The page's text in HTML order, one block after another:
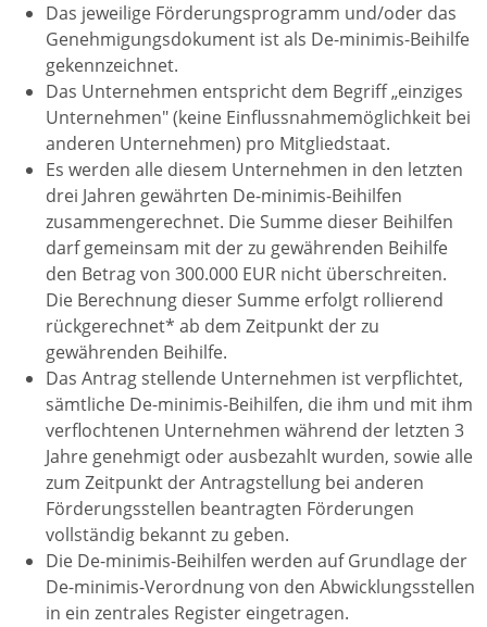
Das jeweilige Förderungsprogramm und/oder das
Genehmigungsdokument ist als De-minimis-Beihilfe
gekennzeichnet.
Das Unternehmen entspricht dem Begriff „einziges
Unternehmen" (keine Einflussnahmemöglichkeit bei
anderen Unternehmen) pro Mitgliedstaat.
Es werden alle diesem Unternehmen in den letzten
drei Jahren gewährten De-minimis-Beihilfen
zusammengerechnet. Die Summe dieser Beihilfen
darf gemeinsam mit der zu gewährenden Beihilfe
den Betrag von 300.000 EUR nicht überschreiten.
Die Berechnung dieser Summe erfolgt rollierend
rückgerechnet* ab dem Zeitpunkt der zu
gewährenden Beihilfe.
Das Antrag stellende Unternehmen ist verpflichtet,
sämtliche De-minimis-Beihilfen, die ihm und mit ihm
verflochtenen Unternehmen während der letzten 3
Jahre genehmigt oder ausbezahlt wurden, sowie alle
zum Zeitpunkt der Antragstellung bei anderen
Förderungsstellen beantragten Förderungen
vollständig bekannt zu geben.
Die De-minimis-Beihilfen werden auf Grundlage der
De-minimis-Verordnung von den Abwicklungsstellen
in ein zentrales Register eingetragen.